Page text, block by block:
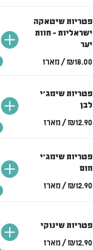
פטריות שיטאקה
ישראליות - חוות
יער
₪18.00/ מארז
פטריות שימג'י
לבן
₪12.90/ מארז
פטריות שימג'י
חום
₪12.90/ מארז
פטריות שינוקי
₪12.90/ מארז